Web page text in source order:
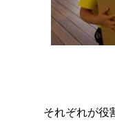
それぞれが役